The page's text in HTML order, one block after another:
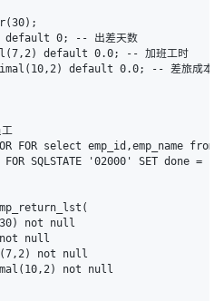
。
0; -- 出差天数
default 0.0; -- 加班工时
default 0.0; -- 差旅成本
FOR select
FOR SQLSTATE '02000' SET done = 1;